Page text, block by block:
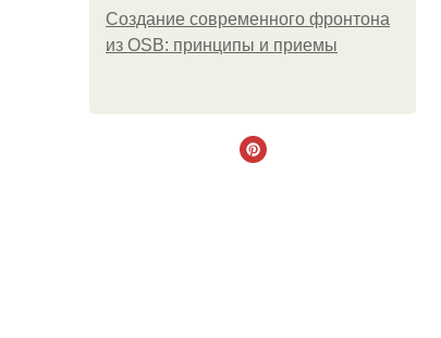
Создание современного фронтона
из OSB: принципы и приемы